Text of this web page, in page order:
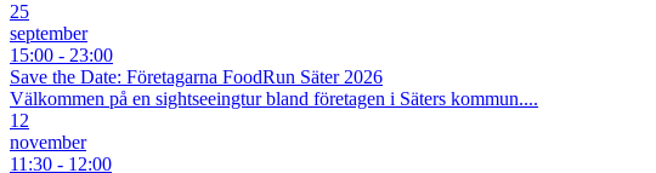
25
september
15:00 - 23:00
Save the Date: Företagarna FoodRun Säter 2026
Välkommen på en sightseeingtur bland företagen i Säters kommun....
12
november
11:30 - 12:00